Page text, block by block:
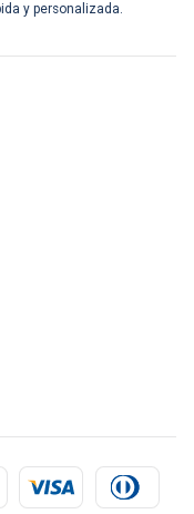
y personalizada.